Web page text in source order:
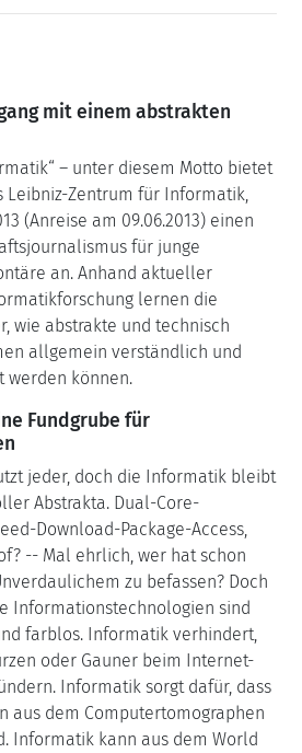
mit einem abstrakten
– unter diesem Motto bietet
Leibniz-Zentrum für Informatik,
(Anreise am 09.06.2013) einen
für junge
an. Anhand aktueller
lernen die
wie abstrakte und technisch
allgemein verständlich und
werden können.
Fundgrube für
jeder, doch die Informatik bleibt
Abstrakta. Dual-Core-
Download-Package-Access,
-- Mal ehrlich, wer hat schon
zu befassen? Doch
Informationstechnologien sind
farblos. Informatik verhindert,
oder Gauner beim Internet-
Informatik sorgt dafür, dass
aus dem Computertomographen
Informatik kann aus dem World